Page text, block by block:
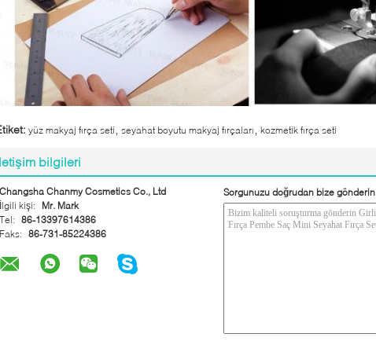
yüz makyaj fırça seti seyahat boyutu makyaj fırçaları kozmetik fırça seti
bilgileri
Changsha Chanmy Cosmetics Co., Ltd
İlgili kişi:
Mr. Mark
Tel: 86-13397614386
Faks: 86-731-85224386
Sorgunuzu doğrudan bize gönderin